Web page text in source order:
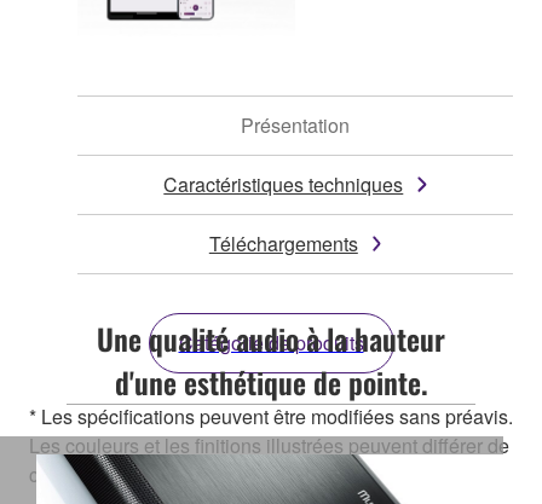
Une qualité audio à la hauteur
d'une esthétique de pointe.
Présentation
Caractéristiques techniques
Téléchargements
Catégorie de produits
* Les spécifications peuvent être modifiées sans préavis.
Les couleurs et les finitions illustrées peuvent différer de
celles des produits réels.